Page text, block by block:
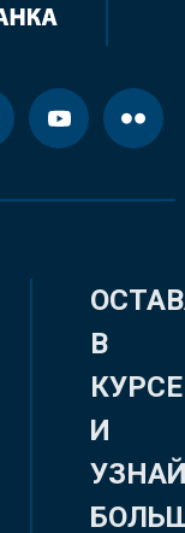
В
КУРСЕ
И